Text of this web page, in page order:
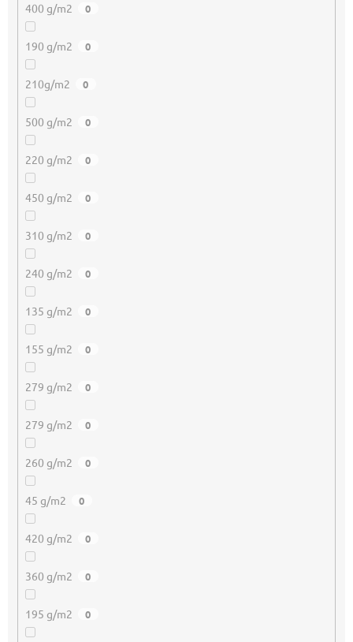
400 g/m2 0
190 g/m2 0
210g/m2 0
500 g/m2 0
220 g/m2 0
450 g/m2 0
310 g/m2 0
240 g/m2 0
135 g/m2 0
155 g/m2 0
279 g/m2 0
279 g/m2 0
260 g/m2 0
45 g/m2 0
420 g/m2 0
360 g/m2 0
195 g/m2 0